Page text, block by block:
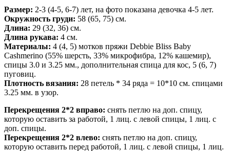
Размер: 2-3 (4-5, 6-7) лет, на фото показана девочка 4-5 лет.
Окружность груди: 58 (65, 75) см.
Длина: 29 (32, 36) см.
Длина рукава: 4 см.
Материалы: 4 (4, 5) мотков пряжи Debbie Bliss Baby
Cashmerino (55% шерсть, 33% микрофибра, 12% кашемир),
спицы 3.0 и 3.25 мм., дополнительная спица для кос, 5 (6, 7)
пуговиц.
Плотность вязания: 28 петель * 34 ряда = 10*10 см. спицами
3.25 мм. в узор.
Перекрещения 2*2 вправо: снять петлю на доп. спицу,
которую оставить за работой, 1 лиц. с левой спицы, 1 лиц. с
доп. спицы.
Перекрещения 2*2 влево: снять петлю на доп. спицу,
которую оставить перед работой, 1 лиц. с левой спицы, 1 лиц.